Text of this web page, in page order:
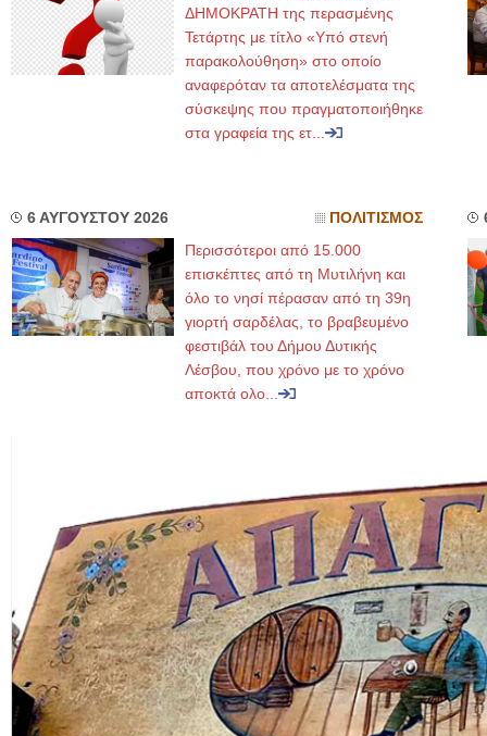
ΔΗΜΟΚΡΑΤΗ της περασμένης
Τετάρτης με τίτλο «Υπό στενή
παρακολούθηση» στο οποίο
αναφερόταν τα αποτελέσματα της
σύσκεψης που πραγματοποιήθηκε
στα γραφεία της ετ...
6 ΑΥΓΟΥΣΤΟΥ 2026 ΠΟΛΙΤΙΣΜΟΣ
Περισσότεροι από 15.000
επισκέπτες από τη Μυτιλήνη και
όλο το νησί πέρασαν από τη 39η
γιορτή σαρδέλας, το βραβευμένο
φεστιβάλ του Δήμου Δυτικής
Λέσβου, που χρόνο με το χρόνο
αποκτά ολο...